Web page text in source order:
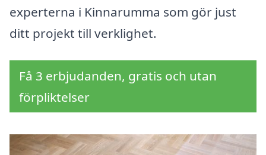
experterna i Kinnarumma som gör just
ditt projekt till verklighet.
Få 3 erbjudanden, gratis och utan
förpliktelser